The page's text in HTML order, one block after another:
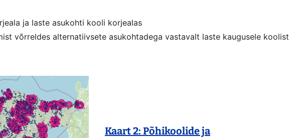
ja laste asukohti kooli korjealas
võrreldes alternatiivsete asukohtadega vastavalt laste kaugusele koolist
Kaart 2: Põhikoolide ja